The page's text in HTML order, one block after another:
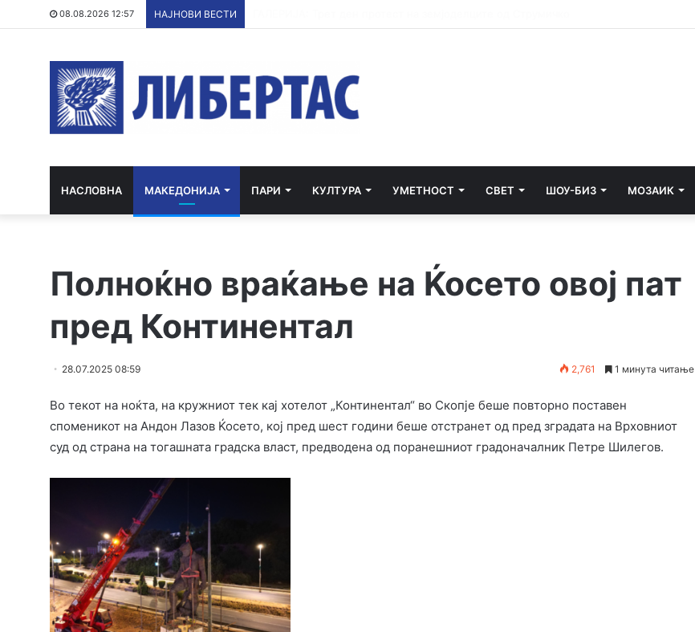
08.08.2026 12:57 НАЈНОВИ ВЕСТИ
НАСЛОВНА МАКЕДОНИЈА ПАРИ КУЛТУРА УМЕТНОСТ СВЕТ ШОУ-БИЗ МОЗАИК
Полноќно враќање на Ќосето овој пат
пред Континентал
28.07.2025 08:59 2,761 1 минута читање
Во текот на ноќта, на кружниот тек кај хотелот „Континентал“ во Скопје беше повторно поставен
споменикот на Андон Лазов Ќосето, кој пред шест години беше отстранет од пред зградата на Врховниот
суд од страна на тогашната градска власт, предводена од поранешниот градоначалник Петре Шилегов.